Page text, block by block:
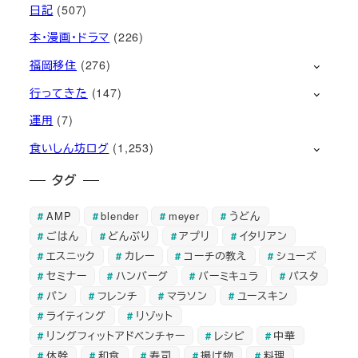
日記 (507)
本・漫画・ドラマ (226)
福岡移住 (276)
行ってきた (147)
運用 (7)
食いしん坊ログ (1,253)
タグ
AMP blender meyer
うどん
ごはん
どんぶり アプリ
イタリアン
エスニック
カレー コーチの教え
シューズ
セミナー
ハンバーグ バーミキュラ
パスタ
パン
フレンチ マラソン
ユースキン
ライティング
リゾット
リングフィットアドベンチャー
レシピ
中華